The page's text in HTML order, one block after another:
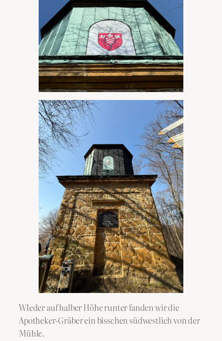
WIeder auf halber Höhe runter fanden wir die
Apotheker-Gräber ein bisschen südwestlich von der
Mühle.